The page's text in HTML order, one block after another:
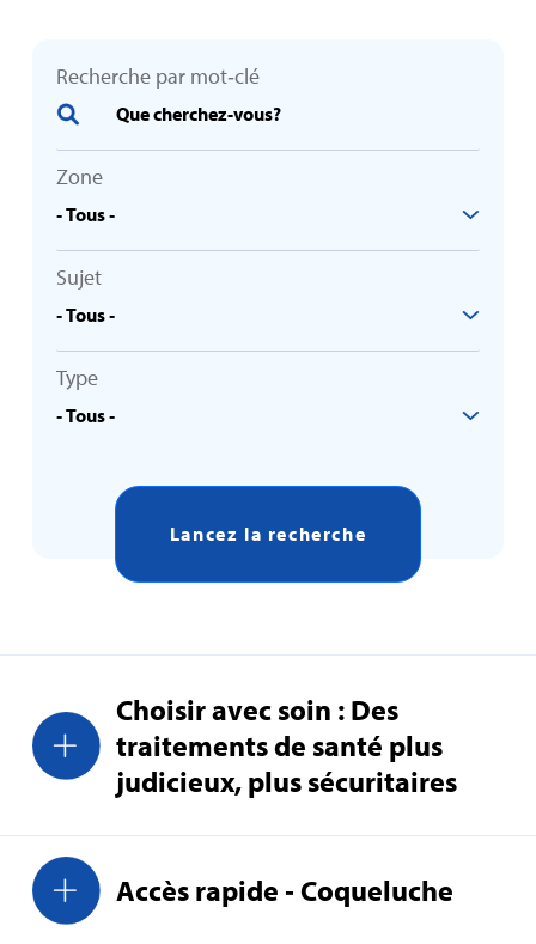
Recherche par mot‑clé
Zone
Sujet
Type
Lancez la recherche
Choisir avec soin : Des
traitements de santé plus
judicieux, plus sécuritaires
Accès rapide ‑ Coqueluche